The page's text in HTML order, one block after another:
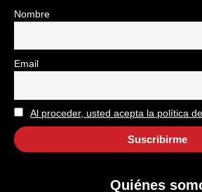
Nombre
Email
Al proceder, usted acepta la política
Quiénes